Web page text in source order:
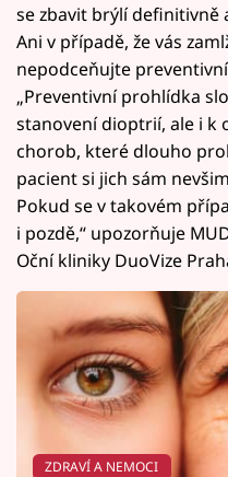
se zbavit brýlí definitivně
Ani v případě, že vás
nepodceňujte
„Preventivní prohlídka
stanovení dioptrií, ale i k
chorob, které dlouho
pacient si jich sám
Pokud se v takovém
i pozdě,“ upozorňuje
Oční kliniky DuoVize
ZDRAVÍ A NEMOCI